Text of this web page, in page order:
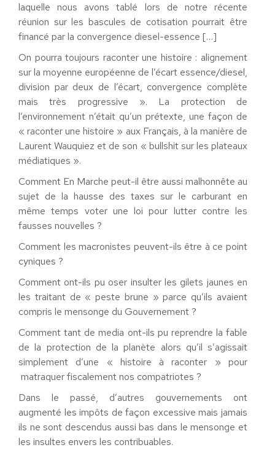
laquelle nous avons tablé lors de notre récente
réunion sur les bascules de cotisation pourrait être
financé par la convergence diesel-essence […]
On pourra toujours raconter une histoire : alignement
sur la moyenne européenne de l’écart essence/diesel,
division par deux de l’écart, convergence complète
mais très progressive ». La protection de
l’environnement n’était qu’un prétexte, une façon de
« raconter une histoire » aux Français, à la manière de
Laurent Wauquiez et de son « bullshit sur les plateaux
médiatiques ».
Comment En Marche peut-il être aussi malhonnête au
sujet de la hausse des taxes sur le carburant en
même temps voter une loi pour lutter contre les
fausses nouvelles ?
Comment les macronistes peuvent-ils être à ce point
cyniques ?
Comment ont-ils pu oser insulter les gilets jaunes en
les traitant de « peste brune » parce qu’ils avaient
compris le mensonge du Gouvernement ?
Comment tant de media ont-ils pu reprendre la fable
de la protection de la planète alors qu’il s’agissait
simplement d’une « histoire à raconter » pour
matraquer fiscalement nos compatriotes ?
Dans le passé, d’autres gouvernements ont
augmenté les impôts de façon excessive mais jamais
ils ne sont descendus aussi bas dans le mensonge et
les insultes envers les contribuables.